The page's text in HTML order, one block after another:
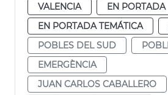
VALENCIA
EN PORTADA
EN PORTADA TEMÁTICA
POBLES DEL SUD
EMERGÈNCIA
JUAN CARLOS CABALLERO